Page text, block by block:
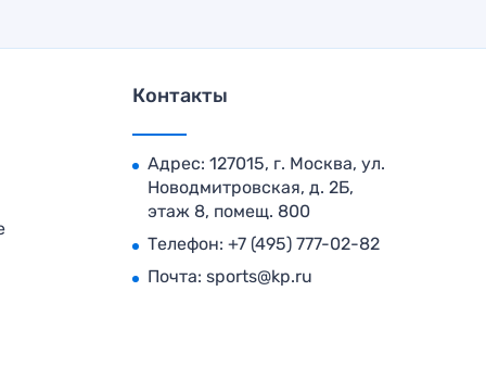
Контакты
Адрес: 127015, г. Москва, ул.
Новодмитровская, д. 2Б,
этаж 8, помещ. 800
Телефон: +7 (495) 777-02-82
Почта: sports@kp.ru